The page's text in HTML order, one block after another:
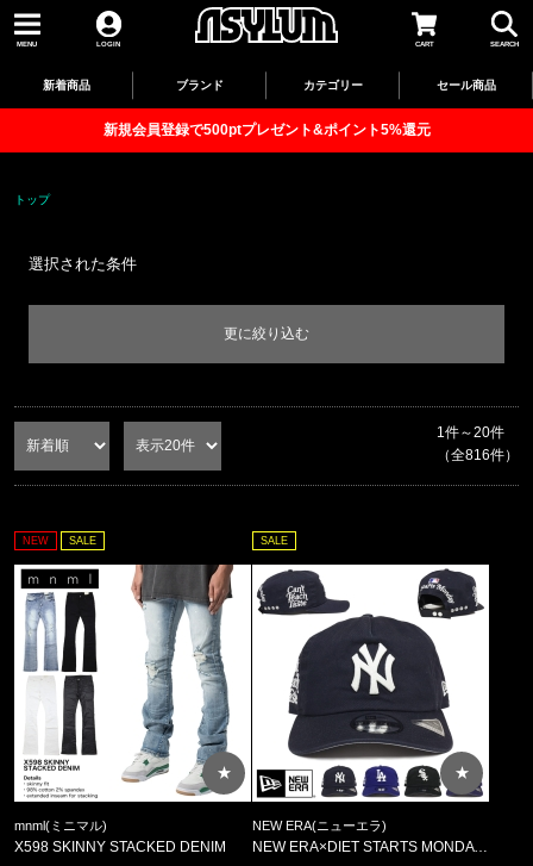
MENU LOGIN CART SEARCH
新着商品 ブランド カテゴリー セール商品
新規会員登録で500ptプレゼント&ポイント5%還元
トップ
選択された条件
更に絞り込む
タンクトップ
シャツ
パーカー
スウェット
セットアップ
ニット
ジャケット
パンツ
ヘッドギア
サングラス
アクセサリー
1件～20件
（全816件）
NEW SALE
★
mnml(ミニマル)
X598 SKINNY STACKED DENIM
SALE
★
NEW ERA(ニューエラ)
NEW ERA×DIET STARTS MONDAY 19TWENTY PRE-CURVED 60975409 キャップ